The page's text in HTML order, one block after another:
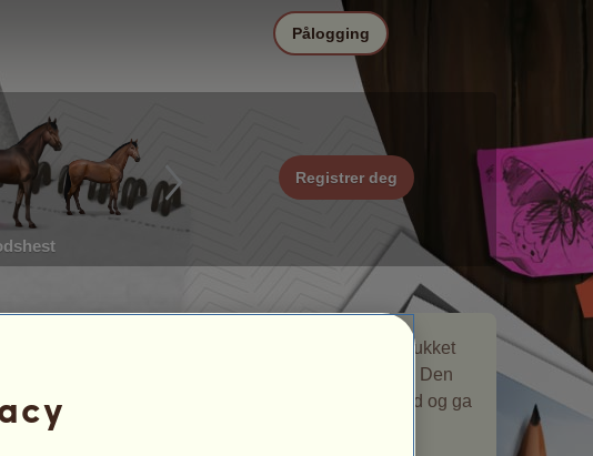
Registrer deg
Pålogging
Ørkenland er en vandrende hest som dukket
vandrehest-begivenheten. Den
ble på oppdrettsfarmen din en kort stund og ga